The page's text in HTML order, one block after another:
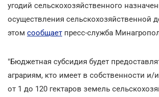
угодий сельскохозяйственного
осуществления сельскохозяйственной
этом сообщает пресс-служба
"Бюджетная субсидия будет
аграриям, кто имеет в собственности
от 1 до 120 гектаров земель